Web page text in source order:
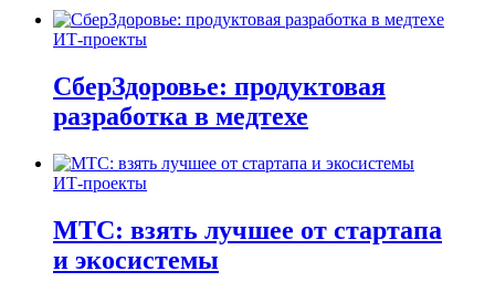
ИТ-проекты
СберЗдоровье: продуктовая
разработка в медтехе
ИТ-проекты
МТС: взять лучшее от стартапа
и экосистемы